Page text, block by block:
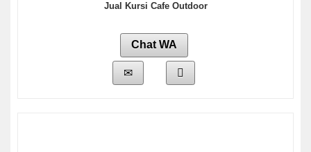
Jual Kursi Cafe Outdoor
Chat WA